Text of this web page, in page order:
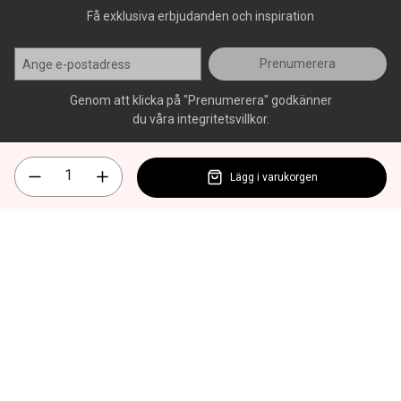
Få exklusiva erbjudanden och inspiration
Prenumerera
Genom att klicka på "Prenumerera" godkänner
du våra integritetsvillkor.
Lägg i varukorgen